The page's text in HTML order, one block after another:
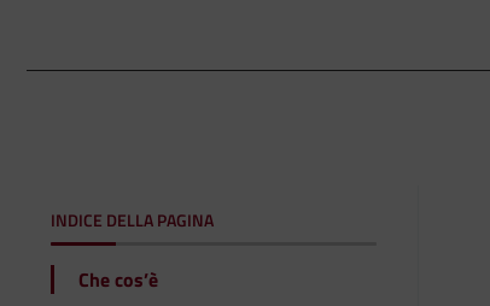
INDICE DELLA PAGINA
Che cos’è